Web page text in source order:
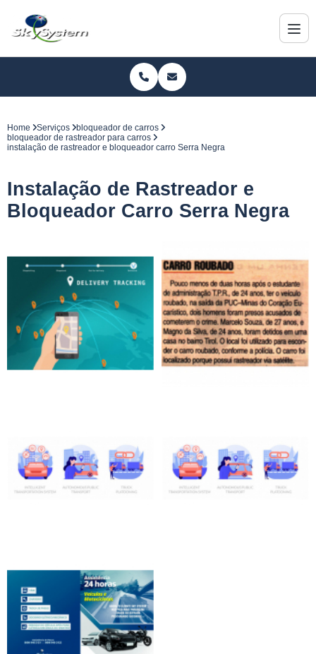
Home Serviços
bloqueador de carros
bloqueador de rastreador para carros
instalação de rastreador e bloqueador carro Serra Negra
Instalação de Rastreador e
Bloqueador Carro Serra Negra